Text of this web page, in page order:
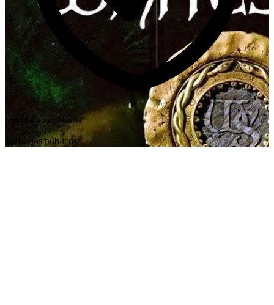
Requisits necessaris
Todos los públicos